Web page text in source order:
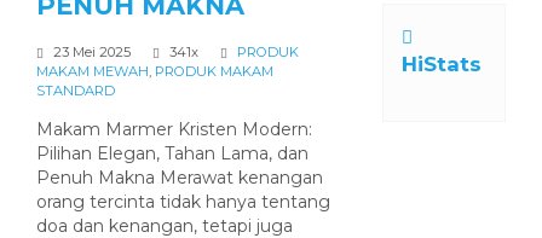
23 Mei 2025 341x
PRODUK
MAKAM MEWAH, PRODUK MAKAM
STANDARD
Makam Marmer Kristen Modern:
Pilihan Elegan, Tahan Lama, dan
Penuh Makna Merawat kenangan
orang tercinta tidak hanya tentang
doa dan kenangan, tetapi juga
HiStats